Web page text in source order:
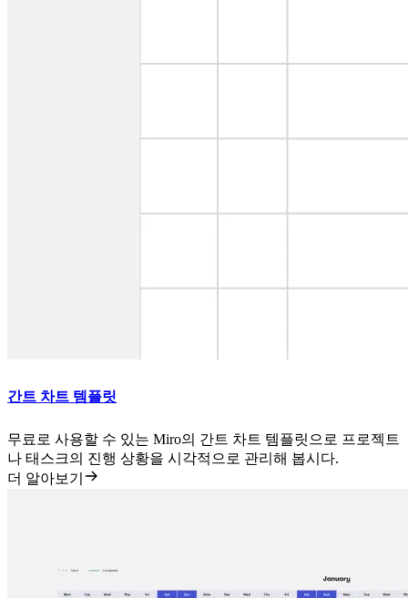
간트 차트 템플릿
무료로 사용할 수 있는 Miro의 간트 차트 템플릿으로 프로젝트
나 태스크의 진행 상황을 시각적으로 관리해 봅시다.
더 알아보기